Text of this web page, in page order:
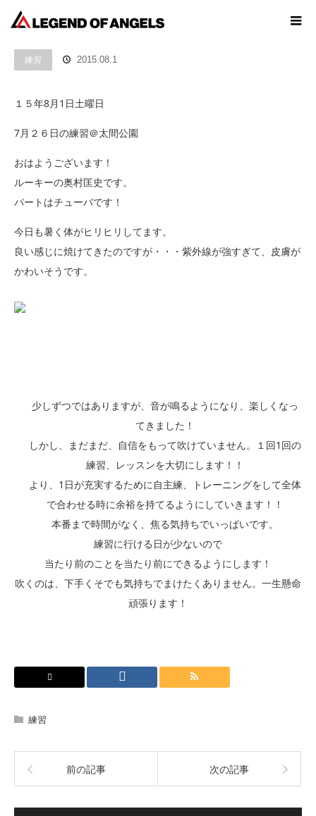
ブログ
練習
練習 2015.08.1
１５年8月1日土曜日
7月２６日の練習＠太間公園
おはようございます！
ルーキーの奥村匡史です。
パートはチューバです！
今日も暑く体がヒリヒリしてます。
良い感じに焼けてきたのですが・・・紫外線が強すぎて、皮膚が
かわいそうです。
少しずつではありますが、音が鳴るようになり、楽しくなっ
てきました！
しかし、まだまだ、自信をもって吹けていません。１回1回の
練習、レッスンを大切にします！！
より、1日が充実するために自主練、トレーニングをして全体
で合わせる時に余裕を持てるようにしていきます！！
本番まで時間がなく、焦る気持ちでいっぱいです。
練習に行ける日が少ないので
当たり前のことを当たり前にできるようにします！
吹くのは、下手くそでも気持ちでまけたくありません。一生懸命
頑張ります！
練習
前の記事 次の記事